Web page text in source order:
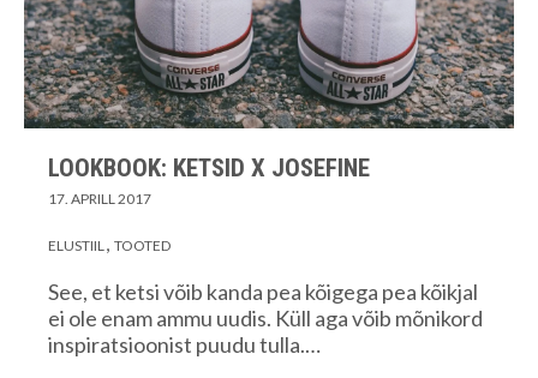
LOOKBOOK: KETSID X JOSEFINE
17. APRILL 2017
ELUSTIIL TOOTED
See, et ketsi võib kanda pea kõigega pea kõikjal
ei ole enam ammu uudis. Küll aga võib mõnikord
inspiratsioonist puudu tulla.…